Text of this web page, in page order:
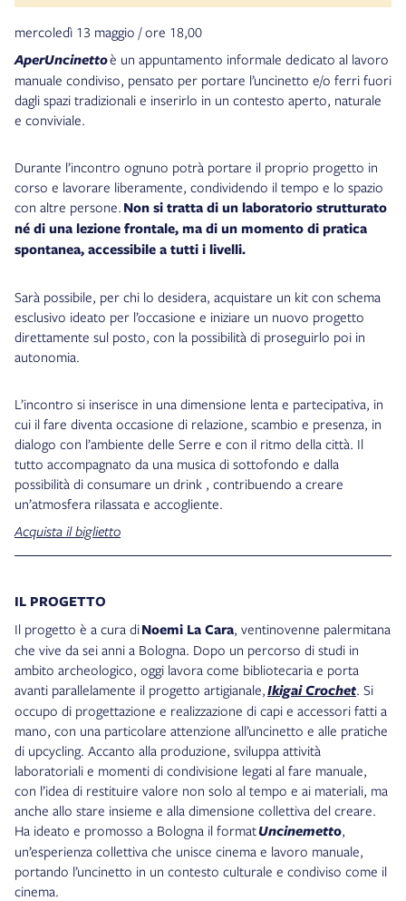
mercoledì 13 maggio / ore 18,00
AperUncinettoè un appuntamento informale dedicato al lavoro
manuale condiviso, pensato per portare l’uncinetto e/o ferri fuori
dagli spazi tradizionali e inserirlo in un contesto aperto, naturale
e conviviale.
Durante l’incontro ognuno potrà portare il proprio progetto in
corso e lavorare liberamente, condividendo il tempo e lo spazio
con altre persone. Non si tratta di un laboratorio strutturato
né di una lezione frontale, ma di un momento di pratica
spontanea, accessibile a tutti i livelli.
Sarà possibile, per chi lo desidera, acquistare un kit con schema
esclusivo ideato per l’occasione e iniziare un nuovo progetto
direttamente sul posto, con la possibilità di proseguirlo poi in
autonomia.
L’incontro si inserisce in una dimensione lenta e partecipativa, in
cui il fare diventa occasione di relazione, scambio e presenza, in
dialogo con l’ambiente delle Serre e con il ritmo della città. Il
tutto accompagnato da una musica di sottofondo e dalla
possibilità di consumare un drink , contribuendo a creare
un’atmosfera rilassata e accogliente.
Acquista il biglietto
IL PROGETTO
Il progetto è a cura diNoemi La Cara, ventinovenne palermitana
che vive da sei anni a Bologna. Dopo un percorso di studi in
ambito archeologico, oggi lavora come bibliotecaria e porta
avanti parallelamente il progetto artigianale,Ikigai Crochet. Si
occupo di progettazione e realizzazione di capi e accessori fatti a
mano, con una particolare attenzione all’uncinetto e alle pratiche
di upcycling. Accanto alla produzione, sviluppa attività
laboratoriali e momenti di condivisione legati al fare manuale,
con l’idea di restituire valore non solo al tempo e ai materiali, ma
anche allo stare insieme e alla dimensione collettiva del creare.
Ha ideato e promosso a Bologna il formatUncinemetto,
un’esperienza collettiva che unisce cinema e lavoro manuale,
portando l’uncinetto in un contesto culturale e condiviso come il
cinema.